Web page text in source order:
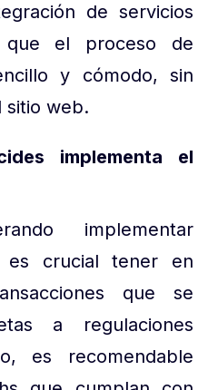
de servicios
que el proceso de
y cómodo, sin
sitio web.
implementa el
implementar
es crucial tener en
que se
a regulaciones
es recomendable